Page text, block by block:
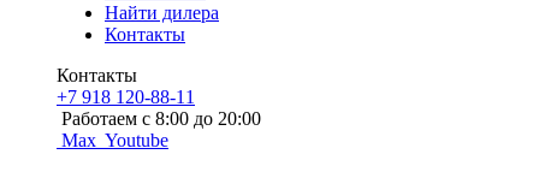
Найти дилера
Контакты
Контакты
+7 918 120-88-11
Работаем c 8:00 до 20:00
Max Youtube